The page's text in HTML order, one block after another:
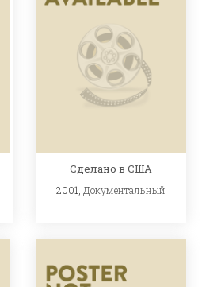
Сделано в США
2001,Документальный